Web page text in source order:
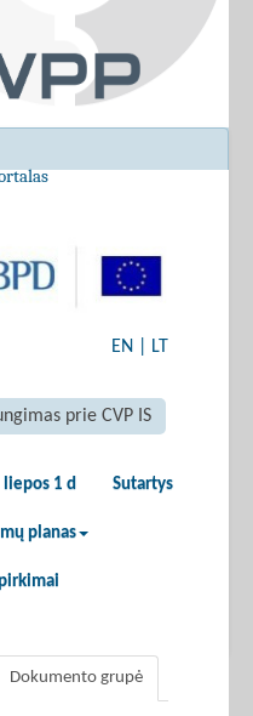
EN LT
prie CVP IS
1 d Sutartys
planas
Dokumento grupė